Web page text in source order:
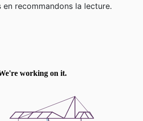
en recommandons la lecture.